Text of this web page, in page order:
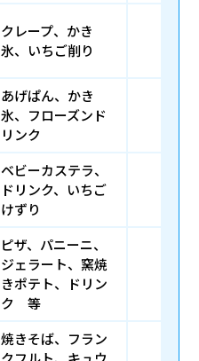
クレープ、かき
氷、いちご削り
あげぱん、かき
氷、フローズンド
リンク
ベビーカステラ、
ドリンク、いちご
けずり
ピザ、パニーニ、
ジェラート、窯焼
きポテト、ドリン
ク 等
焼きそば、フラン